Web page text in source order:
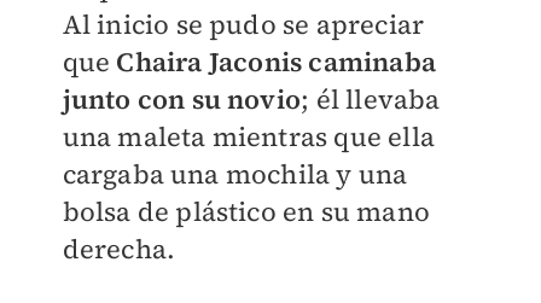
Al inicio se pudo se apreciar
que Chaira Jaconis caminaba
junto con su novio; él llevaba
una maleta mientras que ella
cargaba una mochila y una
bolsa de plástico en su mano
derecha.